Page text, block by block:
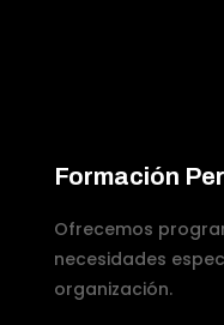
Formación
Ofrecemos
necesidades
organización.